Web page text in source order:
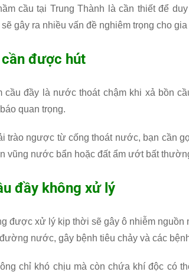
cầu tại Trung Thành là cần thiết để
gây ra nhiều vấn đề nghiêm trọng cho gia
được hút
cầu đầy là nước thoát chậm khi xả bồn
quan trọng.
trào ngược từ cống thoát nước, bạn cần
vũng nước bẩn hoặc đất ẩm ướt bất
đầy không xử lý
được xử lý kịp thời sẽ gây ô nhiễm
nước, gây bệnh tiêu chảy và các
chỉ khó chịu mà còn chứa khí độc có